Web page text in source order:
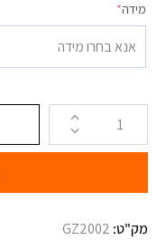
מידה*
אנא בחרו מידה
מק"ט: GZ2002